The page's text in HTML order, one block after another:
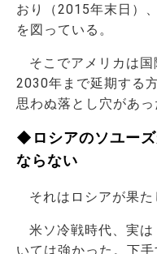
おり（2015年末日）
を図っている。
そこでアメリカは
2030年まで延期する
思わぬ落とし穴があっ
◆ロシアのソユー
ならない
それはロシアが果た
米ソ冷戦時代、実
いては強かった。下